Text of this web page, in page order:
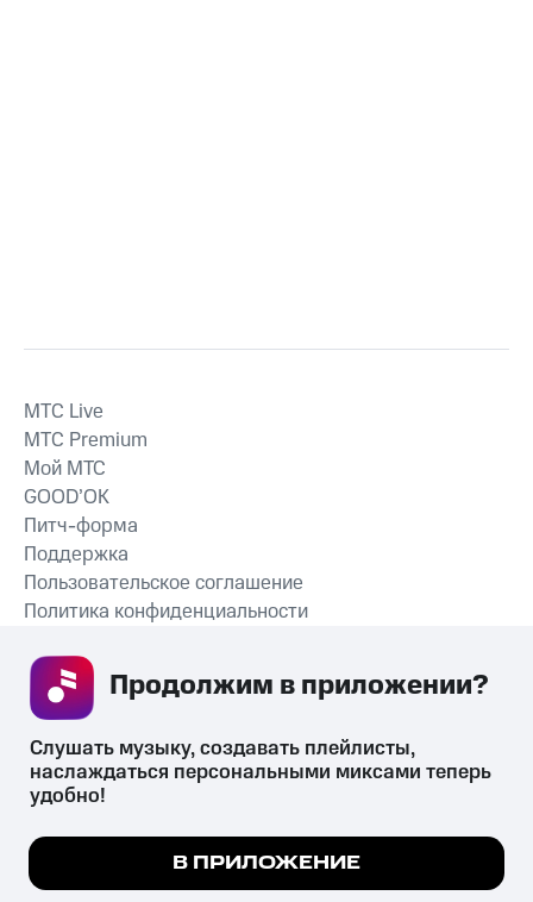
СКАЧАТЬ ПРИЛОЖЕНИЕ
MTС Live
MTС Premium
Мой МТС
GOOD’OK
Питч-форма
Поддержка
Пользовательское соглашение
Политика конфиденциальности
психотропных веществ, их аналогов причиняет вред здоровью,
их незаконный оборот запрещён и влечёт установленную
законодательством ответственность.
Мы используем куки, чтобы на сайте все
Подробнее
Слушать музыку, создавать плейлисты,
наслаждаться персональными миксами теперь
удобно!
В ПРИЛОЖЕНИЕ